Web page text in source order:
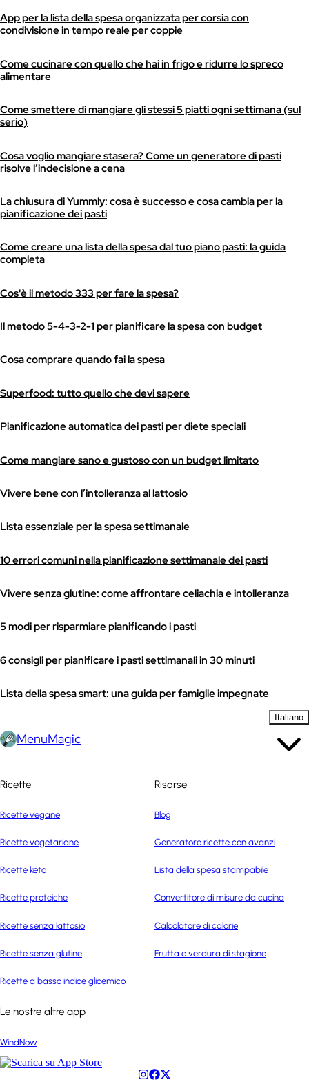
App per la lista della spesa organizzata per corsia con
condivisione in tempo reale per coppie
Come cucinare con quello che hai in frigo e ridurre lo spreco
alimentare
Come smettere di mangiare gli stessi 5 piatti ogni settimana (sul
serio)
Cosa voglio mangiare stasera? Come un generatore di pasti
risolve l’indecisione a cena
La chiusura di Yummly: cosa è successo e cosa cambia per la
pianificazione dei pasti
Come creare una lista della spesa dal tuo piano pasti: la guida
completa
Cos'è il metodo 333 per fare la spesa?
Il metodo 5-4-3-2-1 per pianificare la spesa con budget
Cosa comprare quando fai la spesa
Superfood: tutto quello che devi sapere
Pianificazione automatica dei pasti per diete speciali
Come mangiare sano e gustoso con un budget limitato
Vivere bene con l’intolleranza al lattosio
Lista essenziale per la spesa settimanale
10 errori comuni nella pianificazione settimanale dei pasti
Vivere senza glutine: come affrontare celiachia e intolleranza
5 modi per risparmiare pianificando i pasti
6 consigli per pianificare i pasti settimanali in 30 minuti
Lista della spesa smart: una guida per famiglie impegnate
MenuMagic
Italiano
Ricette
Ricette vegane
Ricette vegetariane
Ricette keto
Ricette proteiche
Ricette senza lattosio
Ricette senza glutine
Ricette a basso indice glicemico
Risorse
Blog
Generatore ricette con avanzi
Lista della spesa stampabile
Convertitore di misure da cucina
Calcolatore di calorie
Frutta e verdura di stagione
Le nostre altre app
WindNow